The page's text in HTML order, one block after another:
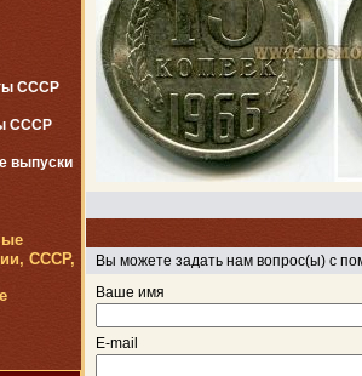
СССР
СССР
выпуски
СССР,
Вы можете задать нам вопрос(ы) с
Ваше имя
E-mail